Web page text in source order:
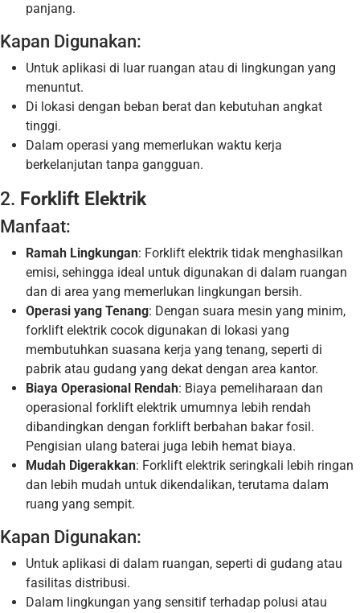
panjang.
Kapan Digunakan:
Untuk aplikasi di luar ruangan atau di lingkungan yang
menuntut.
Di lokasi dengan beban berat dan kebutuhan angkat
tinggi.
Dalam operasi yang memerlukan waktu kerja
berkelanjutan tanpa gangguan.
2. Forklift Elektrik
Manfaat:
Ramah Lingkungan: Forklift elektrik tidak menghasilkan
emisi, sehingga ideal untuk digunakan di dalam ruangan
dan di area yang memerlukan lingkungan bersih.
Operasi yang Tenang: Dengan suara mesin yang minim,
forklift elektrik cocok digunakan di lokasi yang
membutuhkan suasana kerja yang tenang, seperti di
pabrik atau gudang yang dekat dengan area kantor.
Biaya Operasional Rendah: Biaya pemeliharaan dan
operasional forklift elektrik umumnya lebih rendah
dibandingkan dengan forklift berbahan bakar fosil.
Pengisian ulang baterai juga lebih hemat biaya.
Mudah Digerakkan: Forklift elektrik seringkali lebih ringan
dan lebih mudah untuk dikendalikan, terutama dalam
ruang yang sempit.
Kapan Digunakan:
Untuk aplikasi di dalam ruangan, seperti di gudang atau
fasilitas distribusi.
Dalam lingkungan yang sensitif terhadap polusi atau